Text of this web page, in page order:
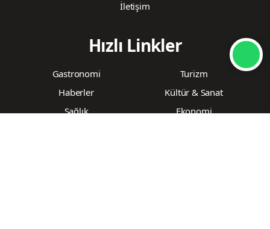
İletişim
Hızlı Linkler
Gastronomi
Turizm
Haberler
Kültür & Sanat
Sağlık
Ekonomi